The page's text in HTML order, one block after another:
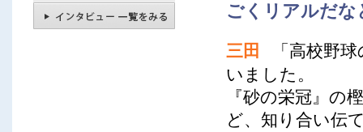
ごくリアルだな
三田
「高校野
いました。
『砂の栄冠』の
ど、知り合い伝